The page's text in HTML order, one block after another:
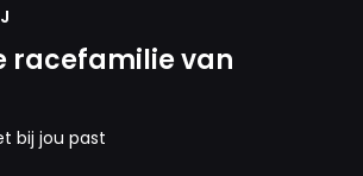
racefamilie van
bij jou past